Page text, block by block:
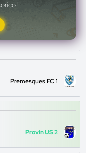
!
Premesques FC 1
Provin US 2